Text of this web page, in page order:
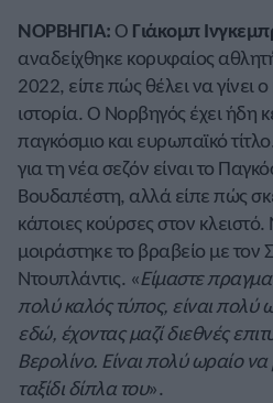
ΝΟΡΒΗΓΙΑ: Ο Γιάκομπ
αναδείχθηκε κορυφαίος
2022, είπε πώς θέλει να γίνει
ιστορία. Ο Νορβηγός έχει ήδη
παγκόσμιο και ευρωπαϊκό
για τη νέα σεζόν είναι το
Βουδαπέστη, αλλά είπε πώς
κάποιες κούρσες στον
μοιράστηκε το βραβείο με
Ντουπλάντις. «Είμαστε
πολύ καλός τύπος, είναι πολύ
εδώ, έχοντας μαζί διεθνές
Βερολίνο. Είναι πολύ ωραίο
ταξίδι δίπλα του».